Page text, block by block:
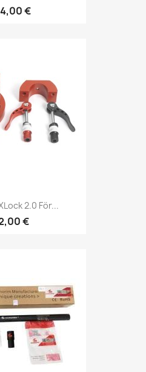
€
2.0 För...
€